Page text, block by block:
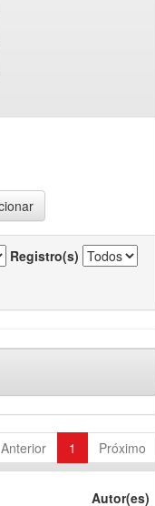
Registro(s)
Anterior 1 Próximo
Autor(es)